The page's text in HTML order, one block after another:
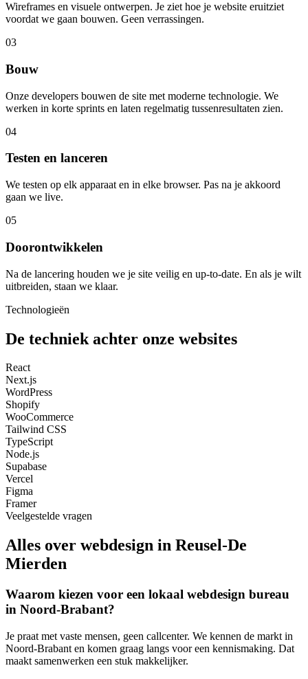
Wireframes en visuele ontwerpen. Je ziet hoe je website eruitziet
voordat we gaan bouwen. Geen verrassingen.
03
Bouw
Onze developers bouwen de site met moderne technologie. We
werken in korte sprints en laten regelmatig tussenresultaten zien.
04
Testen en lanceren
We testen op elk apparaat en in elke browser. Pas na je akkoord
gaan we live.
05
Doorontwikkelen
Na de lancering houden we je site veilig en up-to-date. En als je wilt
uitbreiden, staan we klaar.
Technologieën
De techniek achter onze websites
React
Next.js
WordPress
Shopify
WooCommerce
Tailwind CSS
TypeScript
Node.js
Supabase
Vercel
Figma
Framer
Veelgestelde vragen
Alles over webdesign in Reusel-De
Mierden
Waarom kiezen voor een lokaal webdesign bureau
in Noord-Brabant?
Je praat met vaste mensen, geen callcenter. We kennen de markt in
Noord-Brabant en komen graag langs voor een kennismaking. Dat
maakt samenwerken een stuk makkelijker.